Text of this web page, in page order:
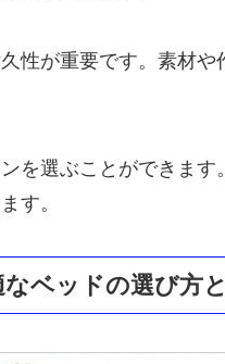
性が重要です。素材や
を選ぶことができま
す。
なベッドの選び方